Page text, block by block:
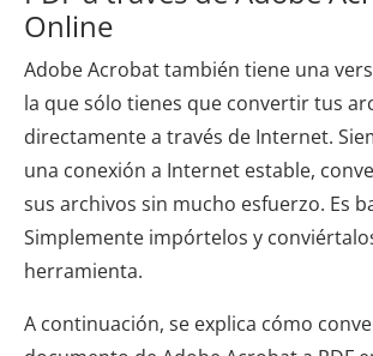
Online
Adobe Acrobat también tiene una
la que sólo tienes que convertir tus
directamente a través de Internet.
una conexión a Internet estable,
sus archivos sin mucho esfuerzo. Es
Simplemente impórtelos y
herramienta.
A continuación, se explica cómo